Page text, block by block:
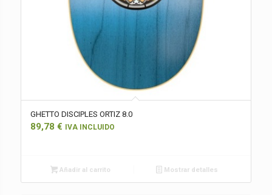
GHETTO DISCIPLES ORTIZ 8.0
89,78 € IVA INCLUIDO
Añadir al carrito Mostrar detalles